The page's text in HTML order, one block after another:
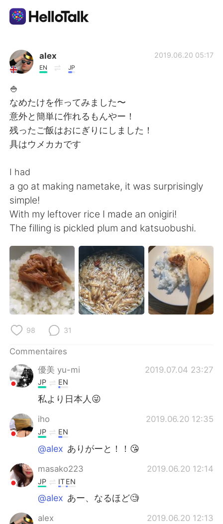
Appli d'échange linguistique
AI Grammar Checker
Français
English
繁體中文
العربية
日本語 한국어
Русский ไทย
Indonesia Italiano
Türkçe Tiếng Việt
Português
alex
EN JP
2019.06.20 05:17
🍚
なめたけを作ってみました〜
意外と簡単に作れるもんやー！
残ったご飯はおにぎりにしました！
具はウメカカです
I had
a go at making nametake, it was surprisingly
simple!
With my leftover rice I made an onigiri!
The filling is pickled plum and katsuobushi.
98 31
Commentaires
優美 yu-mi
2019.07.04 23:27
JP EN
私より日本人😜
iho 2019.06.20 12:35
JP EN
@alex ありがーと！！😘
masako223 2019.06.20 12:14
JP ITEN
@alex あー、なるほど🧐
alex 2019.06.20 12:13